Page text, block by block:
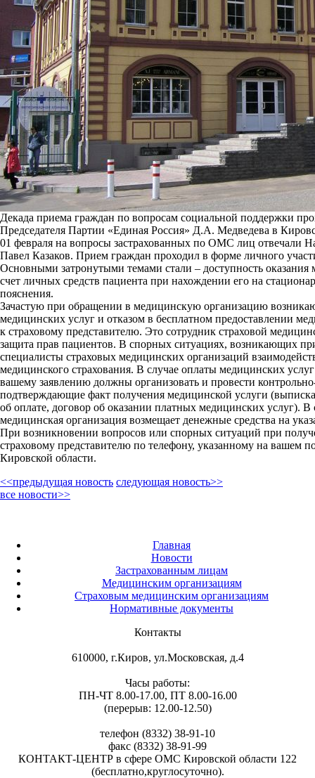
Декада приема граждан по вопросам социальной поддержки
Председателя Партии «Единая Россия» Д.А. Медведева в
01 февраля на вопросы застрахованных по ОМС лиц отвечали
Павел Казаков. Прием граждан проходил в форме личного
Основными затронутыми темами стали – доступность
счет личных средств пациента при нахождении его на
пояснения.
Зачастую при обращении в медицинскую организацию
медицинских услуг и отказом в бесплатном предоставлении
к страховому представителю. Это сотрудник страховой
защита прав пациентов. В спорных ситуациях, возникающих
специалисты страховых медицинских организаций
медицинского страхования. В случае оплаты медицинских
вашему заявлению должны организовать и провести
подтверждающие факт получения медицинской услуги
об оплате, договор об оказании платных медицинских услуг).
медицинская организация возмещает денежные средства на
При возникновении вопросов или спорных ситуаций при
страховому представителю по телефону, указанному на
Кировской области.
<<предыдущая новость следующая новость>>
все новости>>
Главная
Новости
Застрахованным лицам
Медицинским организациям
Страховым медицинским организациям
Нормативные документы
Контакты
610000, г.Киров, ул.Московская, д.4
Часы работы:
ПН-ЧТ 8.00-17.00, ПТ 8.00-16.00
(перерыв: 12.00-12.50)
телефон (8332) 38-91-10
факс (8332) 38-91-99
КОНТАКТ-ЦЕНТР в сфере ОМС Кировской области 122
(бесплатно,круглосуточно).